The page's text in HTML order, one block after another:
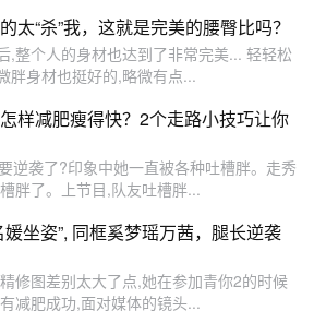
太“杀”我，这就是完美的腰臀比吗？
,整个人的身材也达到了非常完美... 轻轻松
胖身材也挺好的,略微有点...
样减肥瘦得快？2个走路小技巧让你
逆袭了?印象中她一直被各种吐槽胖。走秀
胖了。上节目,队友吐槽胖...
坐姿”, 同框奚梦瑶万茜，腿长逆袭
修图差别太大了点,她在参加青你2的时候
减肥成功,面对媒体的镜头...